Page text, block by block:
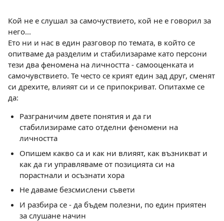
Кой не е слушал за самочуствието, кой не е говорил за
него...
Ето ни и нас в един разговор по темата, в който се
опитваме да разделим и стабилизараме като персони
тези два феномена на личността - самооценката и
самочувствието. Те често се крият един зад друг, сменят
си дрехите, влияят си и се припокриват. Опитахме се
да:
Разграничим двете понятия и да ги
стабилизираме сато отделни феномени на
личността
Опишем какво са и как ни влияят, как възникват и
как да ги управляваме от позицията си на
порастнали и осъзнати хора
Не даваме безсмислени съвети
И разбира се - да бъдем полезни, по един приятен
за слушане начин